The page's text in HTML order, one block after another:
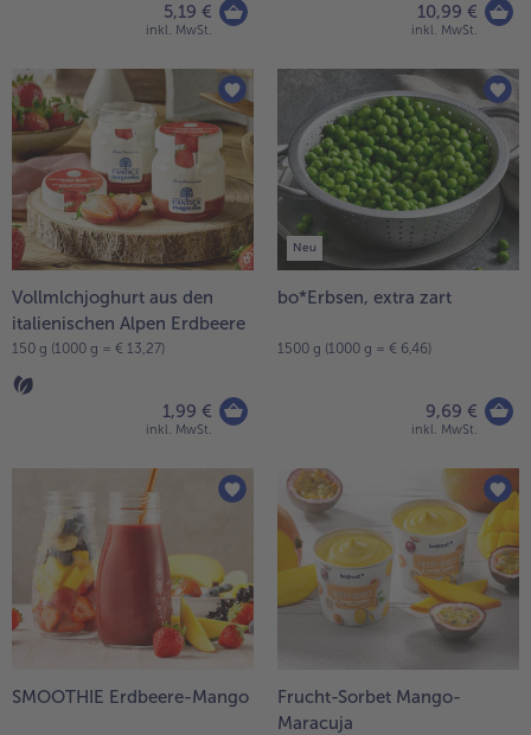
5,19 €
inkl. MwSt.
10,99 €
inkl. MwSt.
Vollmlchjoghurt aus den
italienischen Alpen Erdbeere
150 g (1000 g = € 13,27)
1,99 €
inkl. MwSt.
Neu
bo*Erbsen, extra zart
1500 g (1000 g = € 6,46)
9,69 €
inkl. MwSt.
SMOOTHIE Erdbeere-Mango
Frucht-Sorbet Mango-
Maracuja